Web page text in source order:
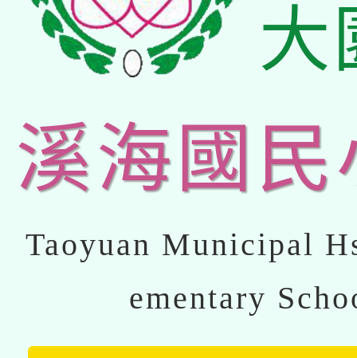
大
溪海國民
Taoyuan Municipal
ementary